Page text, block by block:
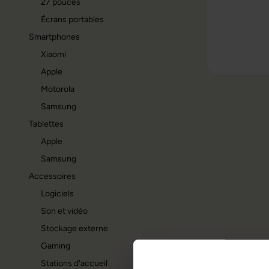
27 pouces
Écrans portables
Smartphones
Xiaomi
Apple
Motorola
Samsung
Tablettes
Apple
Samsung
Accessoires
Logiciels
Son et vidéo
Stockage externe
Gaming
Stations d'accueil